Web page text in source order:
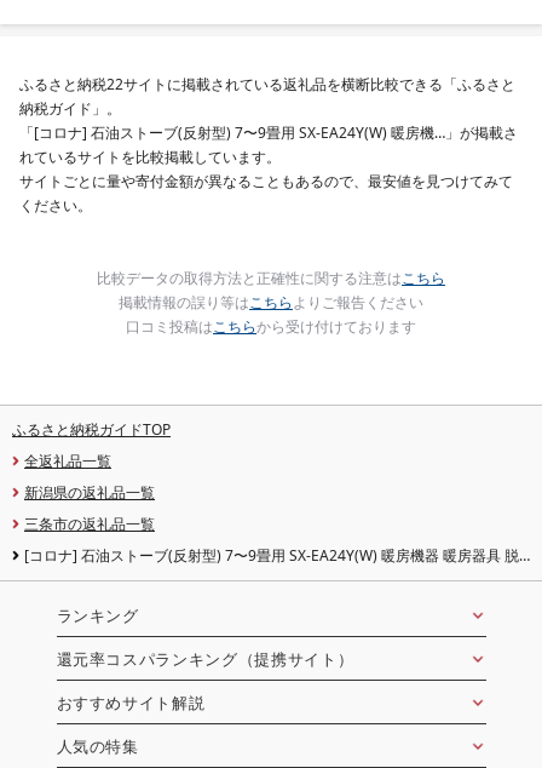
キング 1位 1万円以下
ふるさと納税22サイトに掲載されている返礼品を横断比較できる「ふるさと
納税ガイド」。
「[コロナ] 石油ストーブ(反射型) 7〜9畳用 SX-EA24Y(W) 暖房機…」が掲載さ
れているサイトを比較掲載しています。
サイトごとに量や寄付金額が異なることもあるので、最安値を見つけてみて
ください。
比較データの取得方法と正確性に関する注意はこちら
掲載情報の誤り等はこちらよりご報告ください
口コミ投稿はこちらから受け付けております
ふるさと納税ガイドTOP
全返礼品一覧
新潟県の返礼品一覧
三条市の返礼品一覧
[コロナ] 石油ストーブ(反射型) 7〜9畳用 SX-EA24Y(W) 暖房機器 暖房器具 脱
ランキング
還元率コスパランキング（提携サイト）
おすすめサイト解説
人気の特集